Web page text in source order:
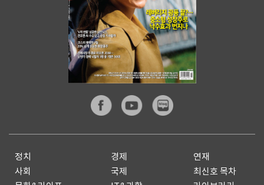
정치 경제
연재
사회
국제
최신호 목차